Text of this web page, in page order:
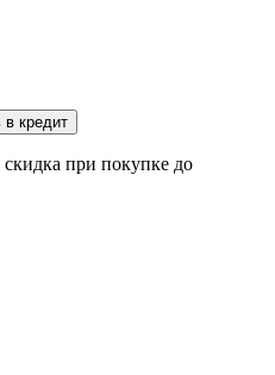
в кредит
при покупке до